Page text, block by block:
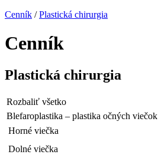
Cenník / Plastická chirurgia
Cenník
Plastická chirurgia
Rozbaliť všetko
Blefaroplastika – plastika očných viečok
Horné viečka
Dolné viečka